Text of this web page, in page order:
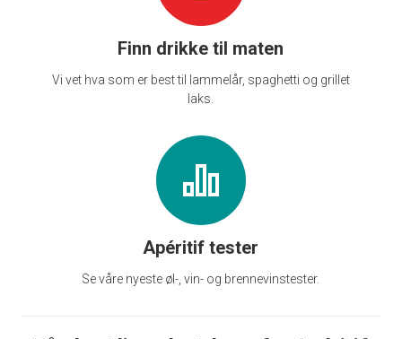
Finn drikke til maten
Vi vet hva som er best til lammelår, spaghetti og grillet
laks.
Apéritif tester
Se våre nyeste øl-, vin- og brennevinstester.